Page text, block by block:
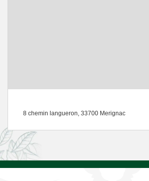
8 chemin langueron, 33700 Merignac